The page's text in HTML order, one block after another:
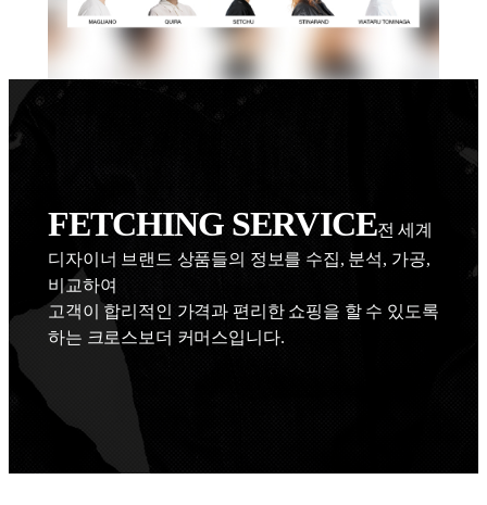
FETCHING SERVICE전 세계
디자이너 브랜드 상품들의 정보를 수집, 분석, 가공,
비교하여
고객이 합리적인 가격과 편리한 쇼핑을 할 수 있도록
하는 크로스보더 커머스입니다.